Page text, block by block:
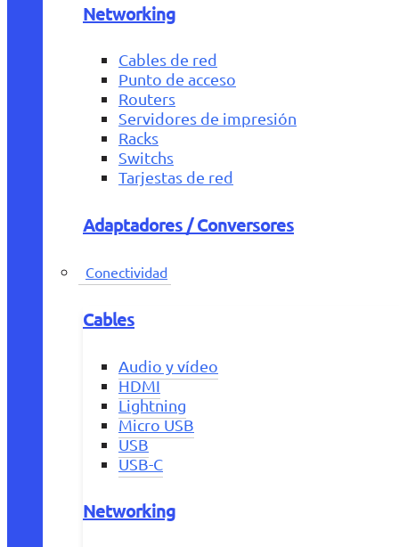
Networking
Cables de red
Punto de acceso
Routers
Servidores de impresión
Racks
Switchs
Tarjestas de red
Adaptadores / Conversores
Conectividad
Cables
Audio y vídeo
HDMI
Lightning
Micro USB
USB
USB-C
Networking